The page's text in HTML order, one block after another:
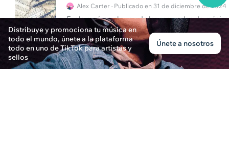
Alex Carter · Publicado en 31 de diciembre de 2024
Explora cómo el auge de los mercados de
la importancia del servicio al cliente en
¿Cómo publicar música en Spotify?
Oliver Thompson · Publicado en 31 de diciembre de
Distribuye y promociona tu música en
todo el mundo, únete a la plataforma
todo en uno de TikTok para artistas y
sellos
Únete a nosotros